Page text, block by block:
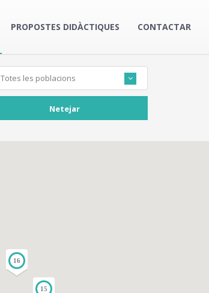
PROPOSTES DIDÀCTIQUES CONTACTAR
Totes les poblacions
Netejar
15
16